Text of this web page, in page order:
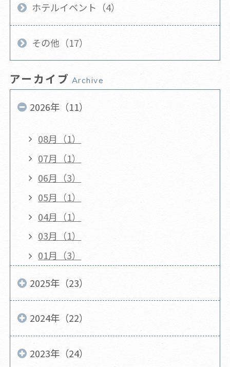
ホテルイベント（4）
その他（17）
アーカイブ Archive
2026年（11）
08月（1）
07月（1）
06月（3）
05月（1）
04月（1）
03月（1）
01月（3）
2025年（23）
2024年（22）
2023年（24）